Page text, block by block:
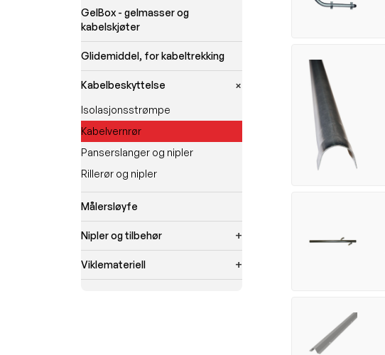
GelBox - gelmasser og
kabelskjøter
Glidemiddel, for kabeltrekking
Kabelbeskyttelse
Isolasjonsstrømpe
Kabelvernrør
Panserslanger og nipler
Rillerør og nipler
Målersløyfe
Nipler og tilbehør
Viklemateriell